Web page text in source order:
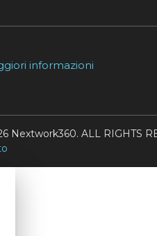
informazioni
Nextwork360. ALL RIGHTS